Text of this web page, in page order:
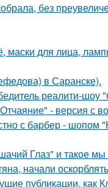
без
маски для лица,
в Саранске).
реалити-шоу
- версия с
с барбер - шопом
Глаз" и такое
начали
публикации,